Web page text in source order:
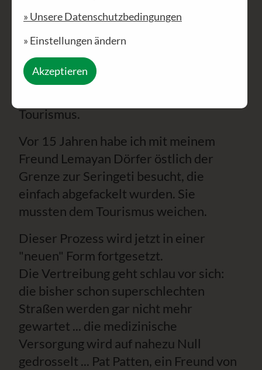
habe ich mit Dr. Watschinger noch
Maasai Familien im Ngorongoro Krater
besucht, bald darauf mussten sie diese
wunderschöne Heimat verlassen.
Tourismus.
Vor 15 Jahren habe ich mit meinem
Freund Lemayan Dörfer östlich der
Grenze zur Seringeti besucht, die
einfach abgefackelt wurden. Sie
mussten dem Tourismus weichen.
Dieser Prozess wird jetzt in einer
"neuen" Form fortgesetzt.
Die Vertreibung geht schlau vor sich:
die bisher schon superschlechten
Straßen werden gar nicht mehr
gewartet ... die medizinische
Versorgung wird auf nahezu Null
gedrosselt ... Pat Patten, ein Freund von
» Unsere Datenschutzbedingungen
» Einstellungen ändern
Akzeptieren